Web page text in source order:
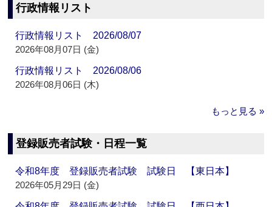
行政情報リスト
行政情報リスト 2026/08/07
2026年08月07日 (金)
行政情報リスト 2026/08/06
2026年08月06日 (木)
もっと見る »
登録販売者試験・日程一覧
令和8年度 登録販売者試験 試験日 【東日本】
2026年05月29日 (金)